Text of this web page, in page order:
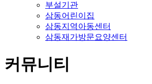
부설기관
삼동어린이집
삼동지역아동센터
삼동재가방문요양센터
커뮤니티